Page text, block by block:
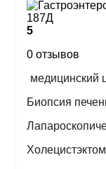
5
0 отзывов
медицинский
Биопсия